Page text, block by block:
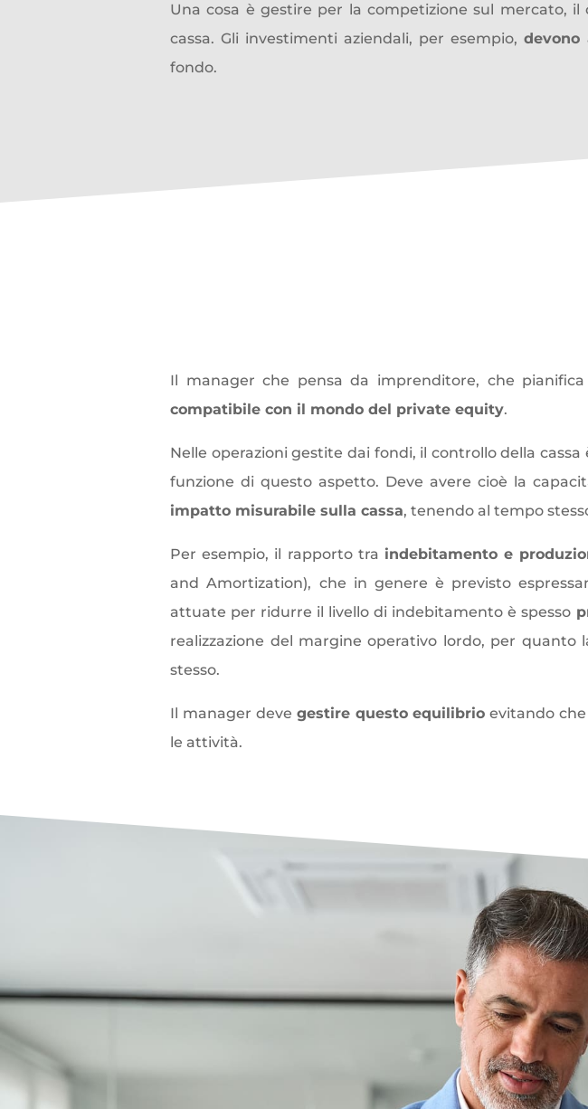
Una cosa è gestire per la competizione sul mercato,
cassa. Gli investimenti aziendali, per esempio,devono
fondo.
Il manager che pensa da imprenditore, che
compatibile con il mondo del private equity.
Nelle operazioni gestite dai fondi, il controllo della
funzione di questo aspetto. Deve avere cioè la
impatto misurabile sulla cassa, tenendo al tempo
Per esempio, il rapporto tra indebitamento e
and Amortization), che in genere è previsto
attuate per ridurre il livello di indebitamento è spesso
realizzazione del margine operativo lordo, per quanto
stesso.
Il manager deve gestire questo equilibrio evitando che
le attività.